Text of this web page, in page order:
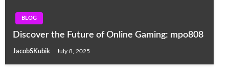
BLOG
Discover the Future of Online Gaming: mpo808
JacobSKubik July 8, 2025